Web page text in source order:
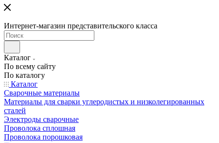
Интернет-магазин представительского класса
Каталог
По всему сайту
По каталогу
Каталог
Сварочные материалы
Материалы для сварки углеродистых и низколегированных
сталей
Электроды сварочные
Проволока сплошная
Проволока порошковая